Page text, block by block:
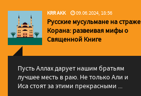
KRR AKK 09.06.2024, 18:56
Русские мусульмане на страже
Корана: pазвеивая мифы о
Священной Книге
Пусть Аллах дарует нашим братьям
лучшее месть в раю. Не только Али и
Иса стоят за этими прекрасными ...